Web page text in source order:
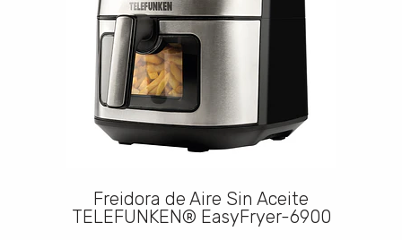
Freidora de Aire Sin Aceite
TELEFUNKEN® EasyFryer-6900